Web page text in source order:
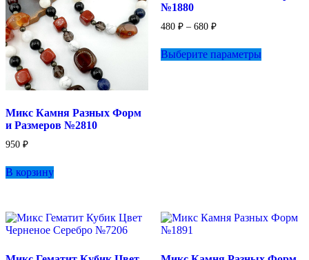
Микс Камня Разных Форм
и Размеров №2810
950 ₽
В корзину
№1880
480 ₽ – 680 ₽Диапазон
480 ₽
–
Выберите параметрытовар